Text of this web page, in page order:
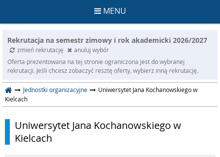
MENU
Rekrutacja na semestr zimowy i rok akademicki 2026/2027
zmień rekrutację
anuluj wybór
Oferta prezentowana na tej stronie ograniczona jest do wybranej
rekrutacji. Jeśli chcesz zobaczyć resztę oferty, wybierz inną rekrutację.
Jednostki organizacyjne
Uniwersytet Jana Kochanowskiego w
Kielcach
Uniwersytet Jana Kochanowskiego w
Kielcach